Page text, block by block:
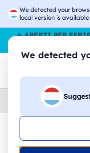
We detected your
local version is available
We detected
☀️APERTI PER
Accessori ›
🔥 -30%